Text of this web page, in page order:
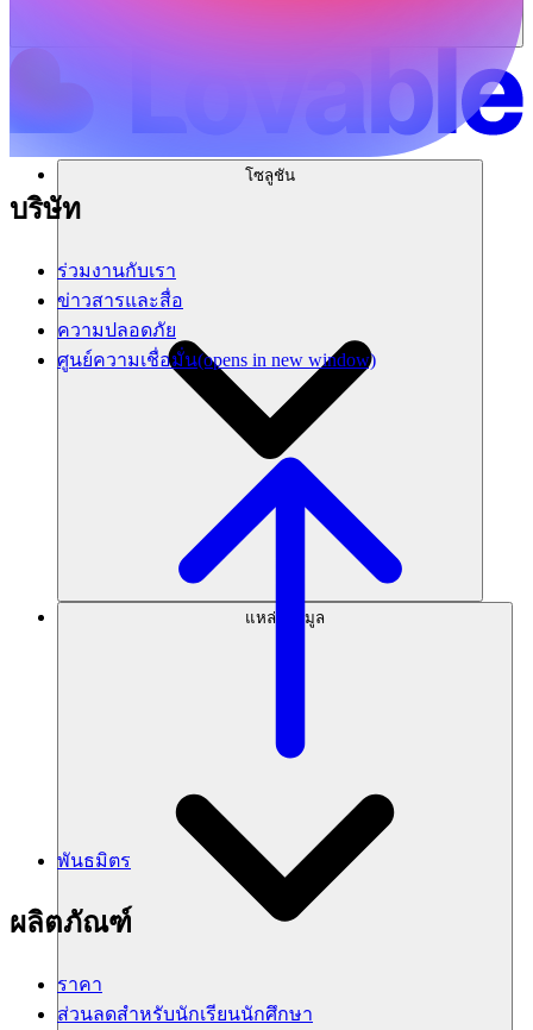
โซลูชัน
แหล่งข้อมูล
บริษัท
ร่วมงานกับเรา
ข่าวสารและสื่อ
ความปลอดภัย
ศูนย์ความเชื่อมั่น(opens in new window)
พันธมิตร
ผลิตภัณฑ์
ราคา
ส่วนลดสำหรับนักเรียนนักศึกษา